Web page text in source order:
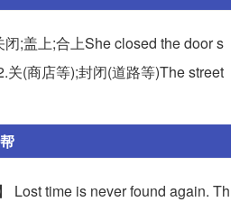
;盖上;合上She closed the door s
关(商店等);封闭(道路等)The street
Lost time is never found again. Th